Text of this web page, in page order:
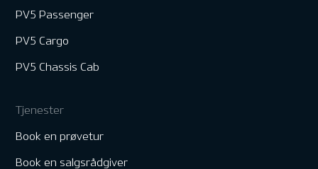
PV5 Passenger
PV5 Cargo
PV5 Chassis Cab
Tjenester
Book en prøvetur
Book en salgsrådgiver